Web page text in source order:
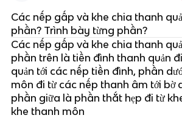
Các nếp gấp và khe chia thanh
phần? Trình bày từng phần?
Các nếp gấp và khe chia thanh
phần trên là tiền đình thanh quản
quản tới các nếp tiền đình, phần
môn đi từ các nếp thanh âm tới bờ
phần giữa là phần thắt hẹp đi từ
khe thanh môn